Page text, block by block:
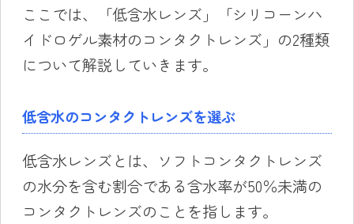
ここでは、「低含水レンズ」「シリコーンハ
イドロゲル素材のコンタクトレンズ」の2種類
について解説していきます。
低含水のコンタクトレンズを選ぶ
低含水レンズとは、ソフトコンタクトレンズ
の水分を含む割合である含水率が50％未満の
コンタクトレンズのことを指します。